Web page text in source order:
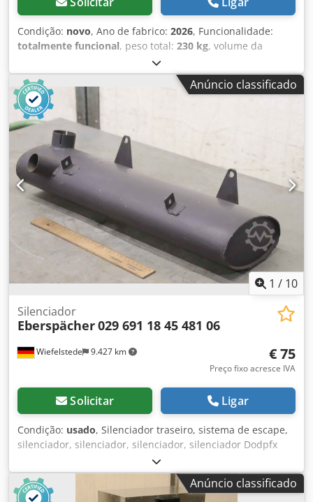
15.930 kg Peso bruto: 28.000 kg Funcional Altura da área
de carga: 126 cm Bomba: Sim Estado Estado geral: muito
mau Estado técnico: muito mau Estado ótico: muito mau
Danos: nenhum Número de chaves: 1 Identificação
Matrícula: 20-BKF-5 A Kleyn Trucks é uma das maiores
empresas independentes do mundo no comércio de
veículos usados. Aqui, pode escolher entre um stock em
constante mudança de 1200 camiões, tratores, reboques
usados. A nossa oferta inclui todas as marcas europeias de
diferentes anos de fabrico e faixas de preço. Por que
comprar na Kleyn Trucks? Simples! • Grande e em rápida
mudança • Qualidade reconhecível • Um bom preço •
Negócios corretos • Falamos muitos idiomas • Entendemos
os nossos clientes • Assistência na importação e transporte
• A matrícula (de exportação) é rapidamente resolvida •
Serviços técnicos especializados • A segurança da
"qualidade reconhecível" • E mais... Visite o nosso site para
ofertas especiais e stock completo: O leasing através da
Kleyn Trucks é possível na maioria dos países europeus!
Calcule rapidamente a sua taxa de
Condição: novo, Ano de fabrico: 2026, Funcionalidade:
totalmente funcional, peso total: 230 kg, volume da
, HOPPER DE DESCARGA DE SACOS GRAU
ALIMENTÍCIO Porta de abertura vertical para cima Janela
de inspeção em plexiglass transparente Dkedpfx Aow
Sddiofmjr Vedação da porta em EPDM grau alimentício
Puxadores tubulares redondos Grade removível –
espessura de 5 mm, malha de 20×20 mm 3 tubos de
sucção Ø60 mm com redução para Ø50 mm, vazão de
sucção ajustável conforme especificado Conexão para
sensor de nível G1"1/2 (posicionado no último terço)
Fabricado integralmente em aço inoxidável AISI 304 Peso
total: 230 kg Acabamento interno polido
Anúncio classificado
1 / 10
Wiefelstede 9.427 km
Silenciador
Eberspächer029 691 18 45 481 06
€ 75
Preço fixo acresce IVA
Solicitar Ligar
Condição: usado, Silenciador traseiro, sistema de escape,
silenciador, silenciador, silenciador, silenciador Dodpfx
Ajitdivsfmjkr -Fabricante: Eberspächer -tipo: -Dimensões:
ver fotos -Número: 2x silenciador disponível -Preço: por
peça -dimensão total: 560/230/H130 mm -Peso: 6,2 kg
Anúncio classificado